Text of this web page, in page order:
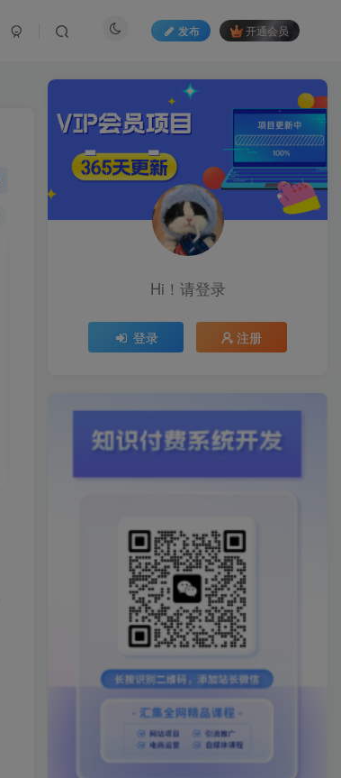
发布 开通会员
Hi！请登录
登录 注册